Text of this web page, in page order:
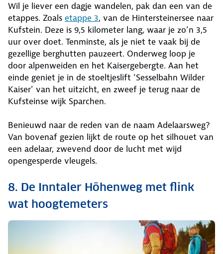
Wil je liever een dagje wandelen, pak dan een van de
etappes. Zoals etappe 3, van de Hintersteinersee naar
Kufstein. Deze is 9,5 kilometer lang, waar je zo’n 3,5
uur over doet. Tenminste, als je niet te vaak bij de
gezellige berghutten pauzeert. Onderweg loop je
door alpenweiden en het Kaisergebergte. Aan het
einde geniet je in de stoeltjeslift ‘Sesselbahn Wilder
Kaiser’ van het uitzicht, en zweef je terug naar de
Kufsteinse wijk Sparchen.
Benieuwd naar de reden van de naam Adelaarsweg?
Van bovenaf gezien lijkt de route op het silhouet van
een adelaar, zwevend door de lucht met wijd
opengesperde vleugels.
8. De Inntaler Höhenweg met flink
wat hoogtemeters